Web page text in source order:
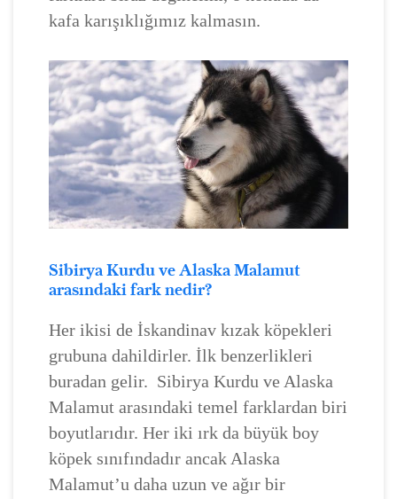
kafa karışıklığımız kalmasın.
Sibirya Kurdu ve Alaska Malamut
arasındaki fark nedir?
Her ikisi de İskandinav kızak köpekleri
grubuna dahildirler. İlk benzerlikleri
buradan gelir. Sibirya Kurdu ve Alaska
Malamut arasındaki temel farklardan biri
boyutlarıdır. Her iki ırk da büyük boy
köpek sınıfındadır ancak Alaska
Malamut’u daha uzun ve ağır bir